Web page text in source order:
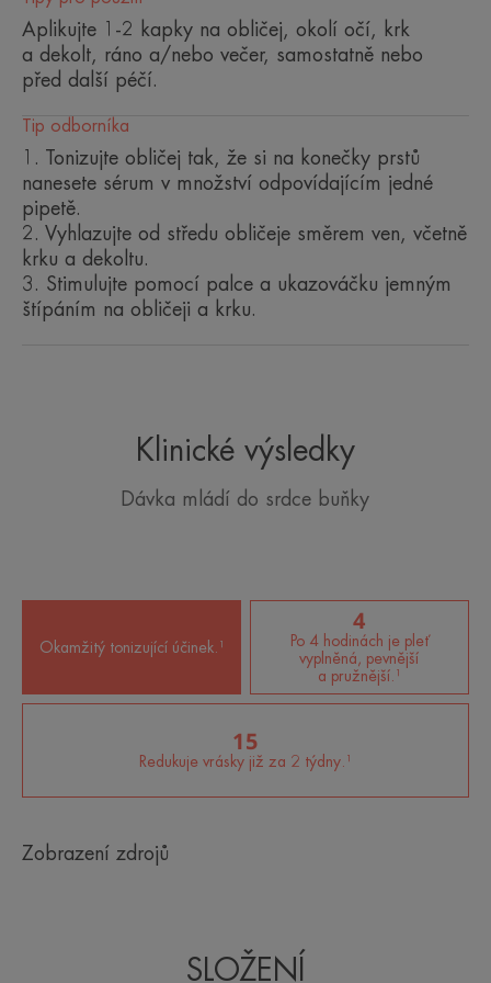
Benefity
vysoké koncentraci kyseliny hyaluronové (1,5 %)*
• REGENERUJE pleť po 15 dnech*
• KORIGUJE vrásky za pouhé 2 týdny*
*test in vitro, díky niacinamidu
*test in vitro, díky niacinamidu
**subjektivní hodnocení, 128 osob
*test in vitro, díky niacinamidu.
*Reálný test, 128 osob, 1 až 2 aplikace denně
Aplikujte 1-2 kapky na obličej, okolí očí, krk
a dekolt, ráno a/nebo večer, samostatně nebo
před další péčí.
Tip odborníka
1. Tonizujte obličej tak, že si na konečky prstů
nanesete sérum v množství odpovídajícím jedné
pipetě.
2. Vyhlazujte od středu obličeje směrem ven, včetně
krku a dekoltu.
3. Stimulujte pomocí palce a ukazováčku jemným
štípáním na obličeji a krku.
Klinické výsledky
Dávka mládí do srdce buňky
Okamžitý tonizující účinek.¹
4
Po 4 hodinách je pleť
vyplněná, pevnější
a pružnější.¹
15
Redukuje vrásky již za 2 týdny.¹
Zobrazení zdrojů
SLOŽENÍ